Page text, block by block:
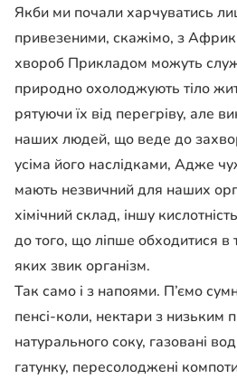
Якби ми почали харчуватись
привезеними, скажімо, з
хвороб Прикладом можуть
природно охолоджують тіло
рятуючи їх від пере­гріву, але
наших людей, що веде до
усіма його наслідками, Адже
мають незвичний для наших
хімічний склад, іншу
до того, що ліпше обходитися
яких звик організм.
Так само і з напоями. П’ємо
пенсі-коли, нектари з низьким
натурального соку, газовані
гатунку, пересолоджені